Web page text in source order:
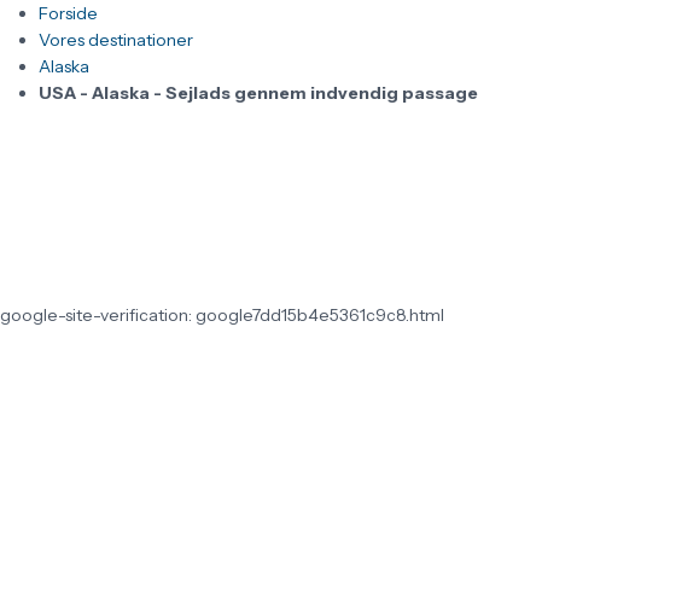
Forside
Vores destinationer
Alaska
USA - Alaska - Sejlads gennem indvendig passage
google-site-verification: google7dd15b4e5361c9c8.html